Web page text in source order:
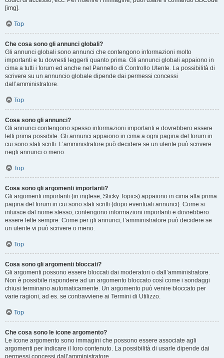
[img].
Top
Che cosa sono gli annunci globali?
Gli annunci globali sono annunci che contengono informazioni molto
importanti e tu dovresti leggerli quanto prima. Gli annunci globali appaiono in
cima a tutti i forum ed anche nel Pannello di Controllo Utente. La possibilità di
scrivere su un annuncio globale dipende dai permessi concessi
dall’amministratore.
Top
Cosa sono gli annunci?
Gli annunci contengono spesso informazioni importanti e dovrebbero essere
letti prima possibile. Gli annunci appaiono in cima a ogni pagina del forum in
cui sono stati scritti. L’amministratore può decidere se un utente può scrivere
negli annunci o meno.
Top
Cosa sono gli argomenti importanti?
Gli argomenti importanti (in inglese, Sticky Topics) appaiono in cima alla prima
pagina del forum in cui sono stati scritti (dopo eventuali annunci). Come si
intuisce dal nome stesso, contengono informazioni importanti e dovrebbero
essere lette sempre. Come per gli annunci, l’amministratore può decidere se
un utente vi può scrivere o meno.
Top
Cosa sono gli argomenti bloccati?
Gli argomenti possono essere bloccati dai moderatori o dall’amministratore.
Non è possibile rispondere ad un argomento bloccato così come i sondaggi
chiusi terminano automaticamente. Un argomento può venire bloccato per
varie ragioni, ad es. se contravviene ai Termini di Utilizzo.
Top
Che cosa sono le icone argomento?
Le icone argomento sono immagini che possono essere associate agli
argomenti per indicare il loro contenuto. La possibilità di usarle dipende dai
permessi concessi dall’amministratore.